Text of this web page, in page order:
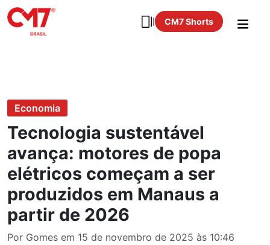
CM7 Shorts
Economia
Tecnologia sustentável
avança: motores de popa
elétricos começam a ser
produzidos em Manaus a
partir de 2026
Por Gomes em 15 de novembro de 2025 às 10:46